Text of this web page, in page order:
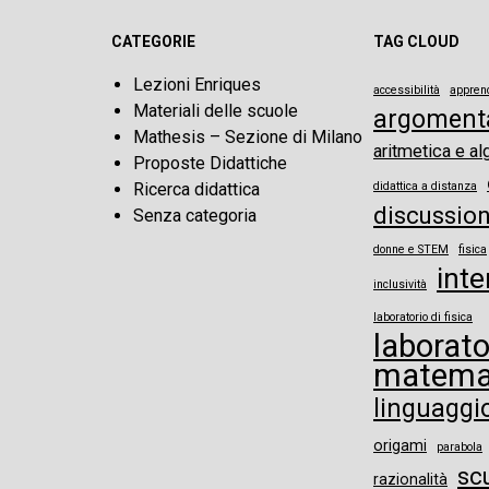
CATEGORIE
Lezioni Enriques
Materiali delle scuole
Mathesis – Sezione di Milano
Proposte Didattiche
Ricerca didattica
Senza categoria
TAG CLOUD
accessibilità
aritmetica e
didattica a distanza
donne e STEM fisica
inclusività
laboratorio di fisica
origami parabola
razionalità